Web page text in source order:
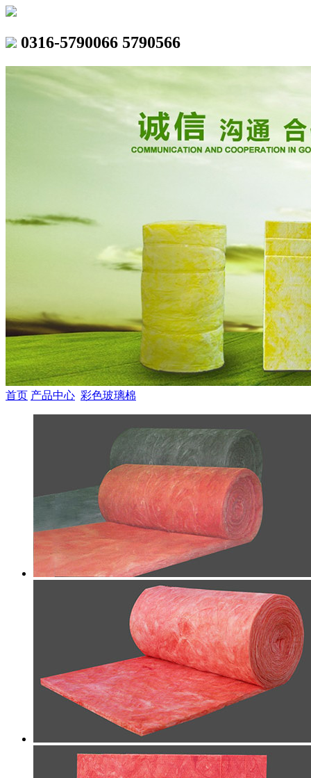
0316-5790066 5790566
首页 产品中心 彩色玻璃棉